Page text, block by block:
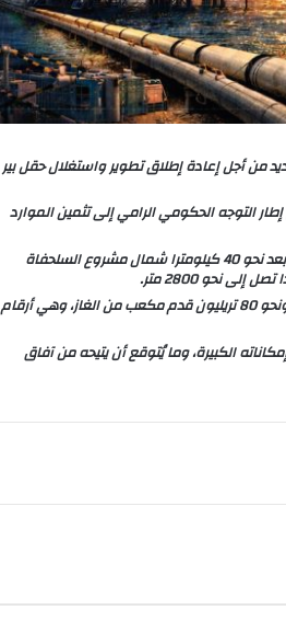
من أجل إعادة إطلاق تطوير واستغلال حقل بير
التوجه الحكومي الرامي إلى تثمين الموارد
ويُعد حقل بير الله من أكبر الاكتشافات الغازية في البلاد، حيث تم اكتشافه سنة 2015، ويقع على بعد نحو 40 كيلومترا شمال مشروع السلحفاة
وبحسب التقديرات المتداولة، يُقدَّر احتياطي الحقل بما يتراوح بين أكثر من 50 تريليون قدم مكعب ونحو 80 تريليون قدم مكعب من الغاز، وهي أرقام
الكبيرة، وما يُتوقع أن يتيحه من آفاق